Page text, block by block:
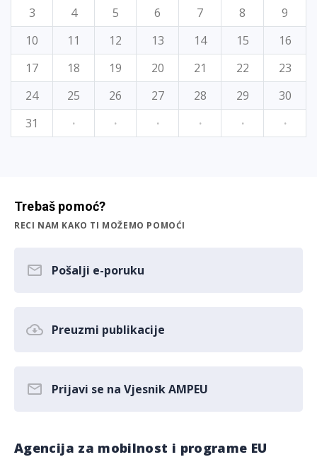
3
4 5 6 7 8
9
10
11 12 13 14 15
16
17
18 19 20 21 22
23
24
25 26 27 28 29
30
31
· · · · · ·
Trebaš pomoć?
RECI NAM KAKO TI MOŽEMO POMOĆI
Pošalji e-poruku
Preuzmi publikacije
Prijavi se na Vjesnik AMPEU
Agencija za mobilnost i programe EU